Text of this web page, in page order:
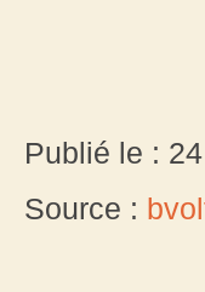
Publié le :
Source :